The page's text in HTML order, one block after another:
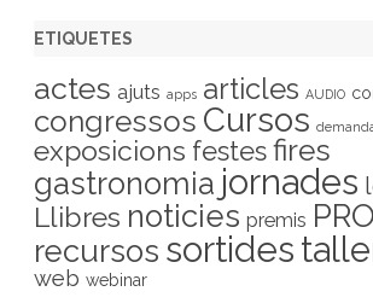
ETIQUETES
actes ajuts apps articles AUDIO
congressos Cursos
exposicions festesfires
gastronomia jornades
Llibres noticies premis
recursos sortides
web webinar